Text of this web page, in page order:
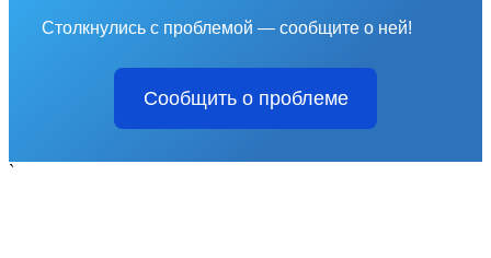
Столкнулись с проблемой — сообщите о ней!
Сообщить о проблеме
`